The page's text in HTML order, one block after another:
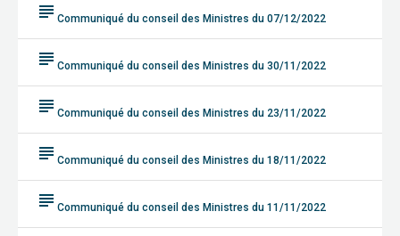
subject Communiqué du conseil des Ministres du 07/12/2022
subject Communiqué du conseil des Ministres du 30/11/2022
subject Communiqué du conseil des Ministres du 23/11/2022
subject Communiqué du conseil des Ministres du 18/11/2022
subject Communiqué du conseil des Ministres du 11/11/2022